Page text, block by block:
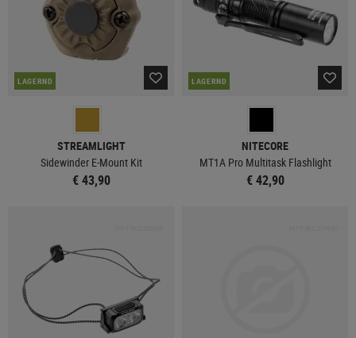
LAGERND
STREAMLIGHT
Sidewinder E-Mount Kit
€ 43,90
LAGERND
NITECORE
MT1A Pro Multitask Flashlight
€ 42,90